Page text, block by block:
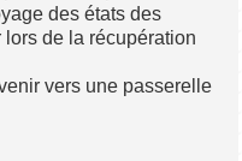
des états des
de la récupération
vers une passerelle